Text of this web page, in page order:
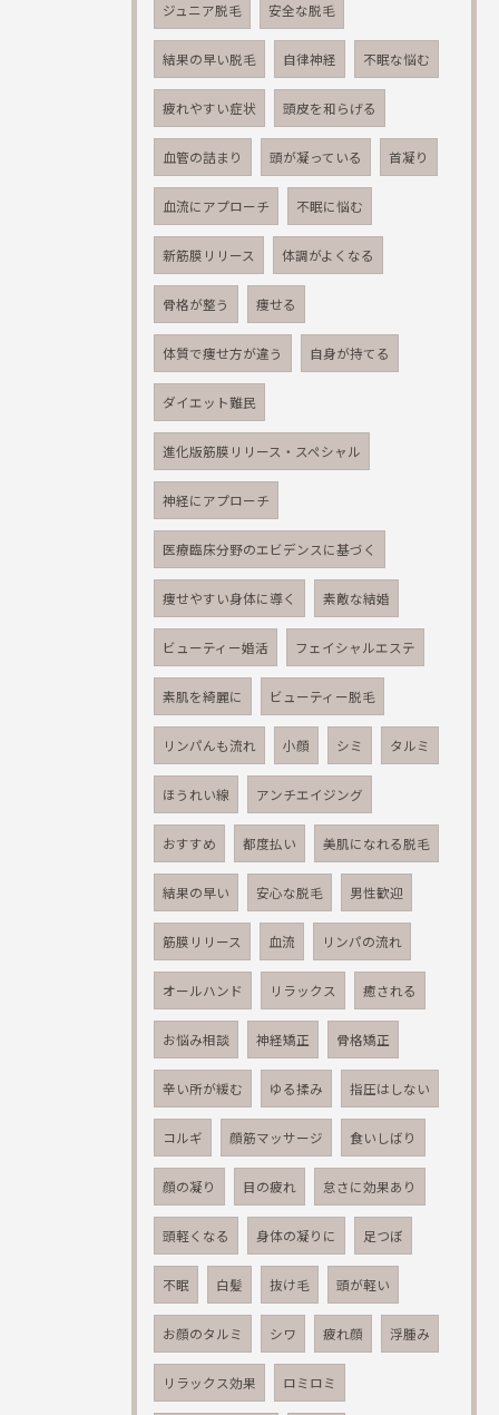
ジュニア脱毛 安全な脱毛
結果の早い脱毛 自律神経 不眠な悩む
疲れやすい症状 頭皮を和らげる
血管の詰まり 頭が凝っている 首凝り
血流にアプローチ 不眠に悩む
新筋膜リリース 体調がよくなる
骨格が整う 痩せる
体質で痩せ方が違う 自身が持てる
ダイエット難民
進化版筋膜リリース・スペシャル
神経にアプローチ
医療臨床分野のエビデンスに基づく
痩せやすい身体に導く 素敵な結婚
ビューティー婚活 フェイシャルエステ
素肌を綺麗に ビューティー脱毛
リンパんも流れ 小顔 シミ タルミ
ほうれい線 アンチエイジング
おすすめ 都度払い 美肌になれる脱毛
結果の早い 安心な脱毛 男性歓迎
筋膜リリース 血流 リンパの流れ
オールハンド リラックス 癒される
お悩み相談 神経矯正 骨格矯正
辛い所が緩む ゆる揉み 指圧はしない
コルギ 顔筋マッサージ 食いしばり
顔の凝り 目の疲れ 怠さに効果あり
頭軽くなる 身体の凝りに 足つぼ
不眠 白髪 抜け毛 頭が軽い
お顔のタルミ シワ 疲れ顔 浮腫み
リラックス効果 ロミロミ